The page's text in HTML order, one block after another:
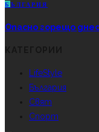
Б ЪЛГАРИЯ
Опасно горещо днес
LifeStyle
България
Свят
Спорт